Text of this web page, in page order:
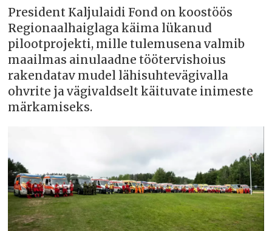
President Kaljulaidi Fond on koostöös
Regionaalhaiglaga käima lükanud
pilootprojekti, mille tulemusena valmib
maailmas ainulaadne töötervishoius
rakendatav mudel lähisuhtevägivalla
ohvrite ja vägivaldselt käituvate inimeste
märkamiseks.